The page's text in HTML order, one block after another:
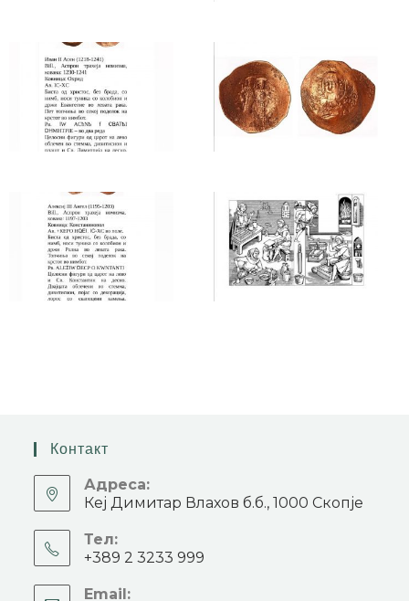
Контакт
Адреса:
Кеј Димитар Влахов б.б., 1000 Скопје
Тел:
+389 2 3233 999
Email: